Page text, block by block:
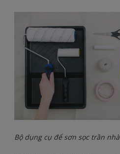
Bộ dụng cụ để sơn sọc trần nhà